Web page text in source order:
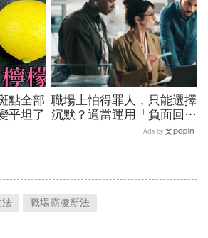
點全部
平坦了
職場上怕得罪人，只能選擇
沉默？適當運用「負面回
饋」，比忍耐更有效！
Ads by
法 職場霸凌新法